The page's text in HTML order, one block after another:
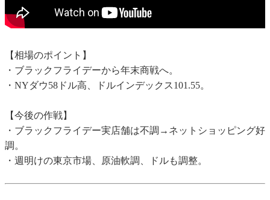
【相場のポイント】
・ブラックフライデーから年末商戦へ。
・NYダウ58ドル高、ドルインデックス101.55。
【今後の作戦】
・ブラックフライデー実店舗は不調→ネットショッピング好
調。
・週明けの東京市場、原油軟調、ドルも調整。